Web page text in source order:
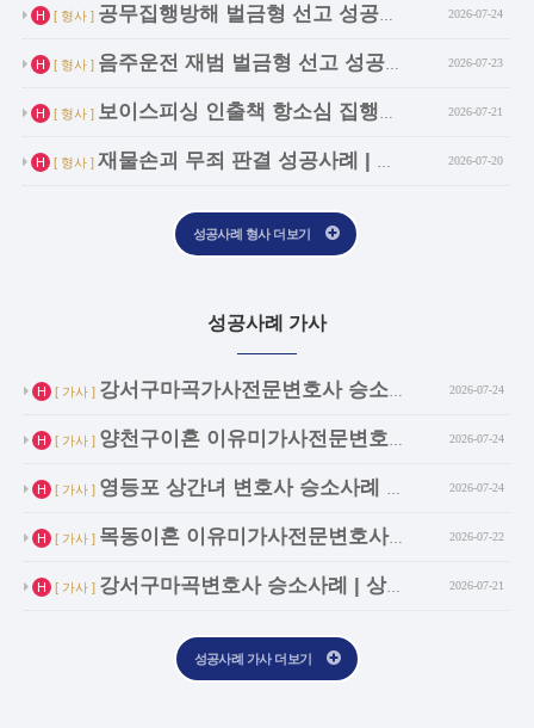
H
[ 형사 ] 공무집행방해 벌금형 선고 성공사례 | 신길 … 2026-07-24
H
인기글
[ 형사 ] 음주운전 재범 벌금형 선고 성공사례 | 방화… 2026-07-23
H
인기글
[ 형사 ] 보이스피싱 인출책 항소심 집행유예 성공사례 … 2026-07-21
H
인기글
[ 형사 ] 재물손괴 무죄 판결 성공사례 | 구로구 형사… 2026-07-20
성공사례 형사 더보기
성공사례 가사
H
[ 가사 ] 강서구마곡가사전문변호사 승소사례 | 가출을 … 2026-07-24
H
인기글
[ 가사 ] 양천구이혼 이유미가사전문변호사 승소사례 | … 2026-07-24
H
인기글
[ 가사 ] 영등포 상간녀 변호사 승소사례 | 상간녀의 … 2026-07-24
H
인기글
[ 가사 ] 목동이혼 이유미가사전문변호사 승소사례 | 성… 2026-07-22
H
인기글
[ 가사 ] 강서구마곡변호사 승소사례 | 상간녀 상대 위… 2026-07-21
성공사례 가사 더보기